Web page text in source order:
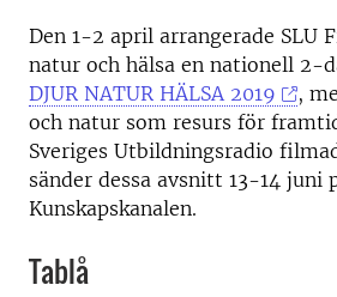
Den 1-2 april arrangerade SLU
natur och hälsa en nationell 2-
DJUR NATUR HÄLSA 2019
,
och natur som resurs för
Sveriges Utbildningsradio
sänder dessa avsnitt 13-14 juni
Kunskapskanalen.
Tablå